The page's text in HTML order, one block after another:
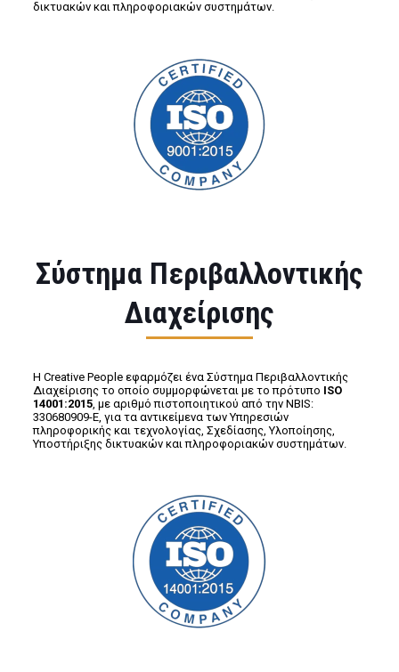
δικτυακών και πληροφοριακών συστημάτων.
Σύστημα Περιβαλλοντικής
Διαχείρισης
Η Creative People εφαρμόζει ένα Σύστημα Περιβαλλοντικής
Διαχείρισης το οποίο συμμορφώνεται με το πρότυπο ISO
14001:2015, με αριθμό πιστοποιητικού από την NBIS:
330680909-Ε, για τα αντικείμενα των Υπηρεσιών
πληροφορικής και τεχνολογίας, Σχεδίασης, Υλοποίησης,
Υποστήριξης δικτυακών και πληροφοριακών συστημάτων.